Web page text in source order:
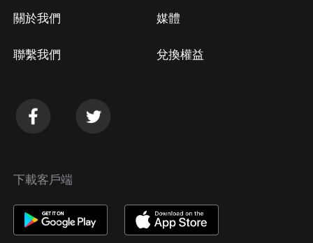
關於我們
聯繫我們
媒體
兌換權益
下載客戶端